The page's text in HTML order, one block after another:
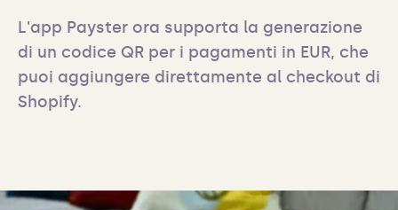
L'app Payster ora supporta la generazione
di un codice QR per i pagamenti in EUR, che
puoi aggiungere direttamente al checkout di
Shopify.